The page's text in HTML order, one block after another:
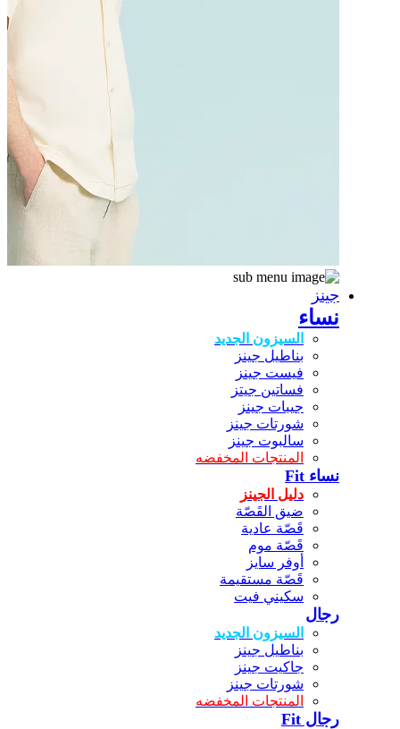
جينز
نساء
السيزون الجديد
بناطيل جينز
فيست جينز
فساتين جيتز
جيبات جينز
شورتات جينز
سالبوت جينز
المنتجات المخفضه
نساء Fit
دليل الجينز
ضيق القَصّة
قَصّة عادية
قَصّة موم
أوفر سايز
قَصّة مستقيمة
سكيني فيت
رجال
السيزون الجديد
بناطيل جينز
جاكيت جينز
شورتات جينز
المنتجات المخفضه
رجال Fit